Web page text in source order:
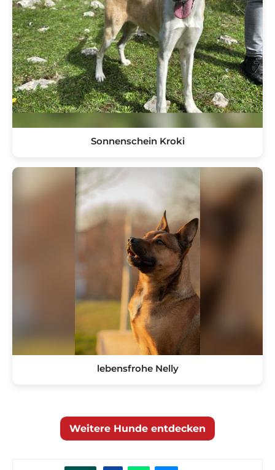
Sonnenschein Kroki
lebensfrohe Nelly
Weitere Hunde entdecken